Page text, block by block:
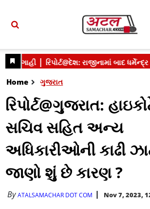
Home ગુજરાત
રિપોર્ટ@ગુજરાત:
સચિવ સહિત અન્ય
અધિકારીઓની કાઢી
જાણો શું છે કારણ ?
ByATALSAMACHAR DOT COM Nov 7, 2023,